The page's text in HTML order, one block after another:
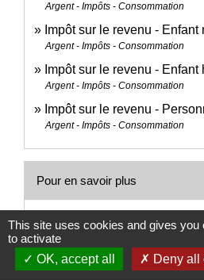
Argent - Impôts - Consommation
Impôt sur le revenu -
Argent - Impôts - Consommation
Impôt sur le revenu -
Argent - Impôts - Consommation
Impôt sur le revenu -
Argent - Impôts - Consommation
Pour en savoir plus
Brochure pratique 2023 -
de 2022
Ministère chargé des finances
This site uses cookies and gives you
to activate
OK, accept all
Deny all